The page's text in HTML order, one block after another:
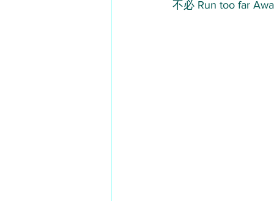
不必 Run too far